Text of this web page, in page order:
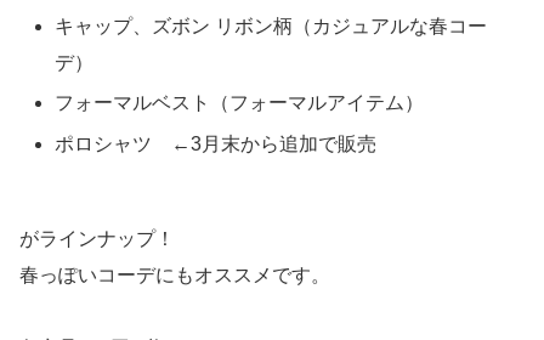
キャップ、ズボン リボン柄（カジュアルな春コー
デ）
フォーマルベスト（フォーマルアイテム）
ポロシャツ ←3月末から追加で販売
がラインナップ！
春っぽいコーデにもオススメです。